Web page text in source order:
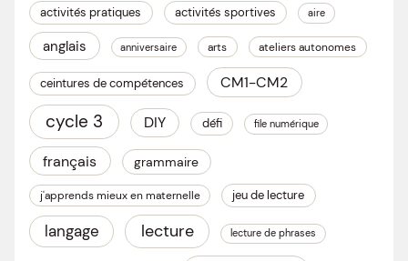
activités pratiques activités sportives aire
anglais anniversaire arts ateliers autonomes
ceintures de compétences CM1-CM2
cycle 3 DIY défi file numérique
français grammaire
j'apprends mieux en maternelle jeu de lecture
langage lecture lecture de phrases